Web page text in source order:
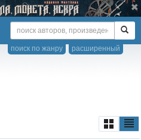
расширенный
поиск по жанру